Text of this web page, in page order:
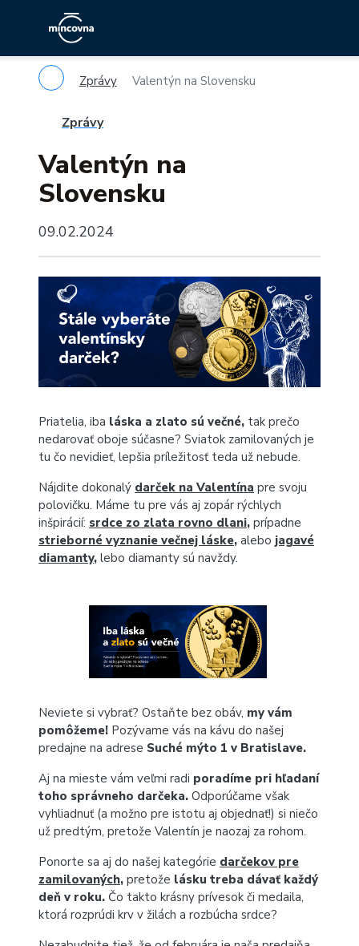
Zprávy Valentýn na Slovensku
Zprávy
Valentýn na
Slovensku
09.02.2024
Priatelia, iba láska a zlato sú večné, tak prečo
nedarovať oboje súčasne? Sviatok zamilovaných je
tu čo nevidieť, lepšia príležitosť teda už nebude.
Nájdite dokonalý darček na Valentína pre svoju
polovičku. Máme tu pre vás aj zopár rýchlych
inšpirácií: srdce zo zlata rovno dlani, prípadne
strieborné vyznanie večnej láske, alebo jagavé
diamanty, lebo diamanty sú navždy.
Neviete si vybrať? Ostaňte bez obáv, my vám
pomôžeme! Pozývame vás na kávu do našej
predajne na adrese Suché mýto 1 v Bratislave.
Aj na mieste vám veľmi radi poradíme pri hľadaní
toho správneho darčeka. Odporúčame však
vyhliadnuť (a možno pre istotu aj objednať!) si niečo
už predtým, pretože Valentín je naozaj za rohom.
Ponorte sa aj do našej kategórie darčekov pre
zamilovaných, pretože lásku treba dávať každý
deň v roku. Čo takto krásny prívesok či medaila,
ktorá rozprúdi krv v žilách a rozbúcha srdce?